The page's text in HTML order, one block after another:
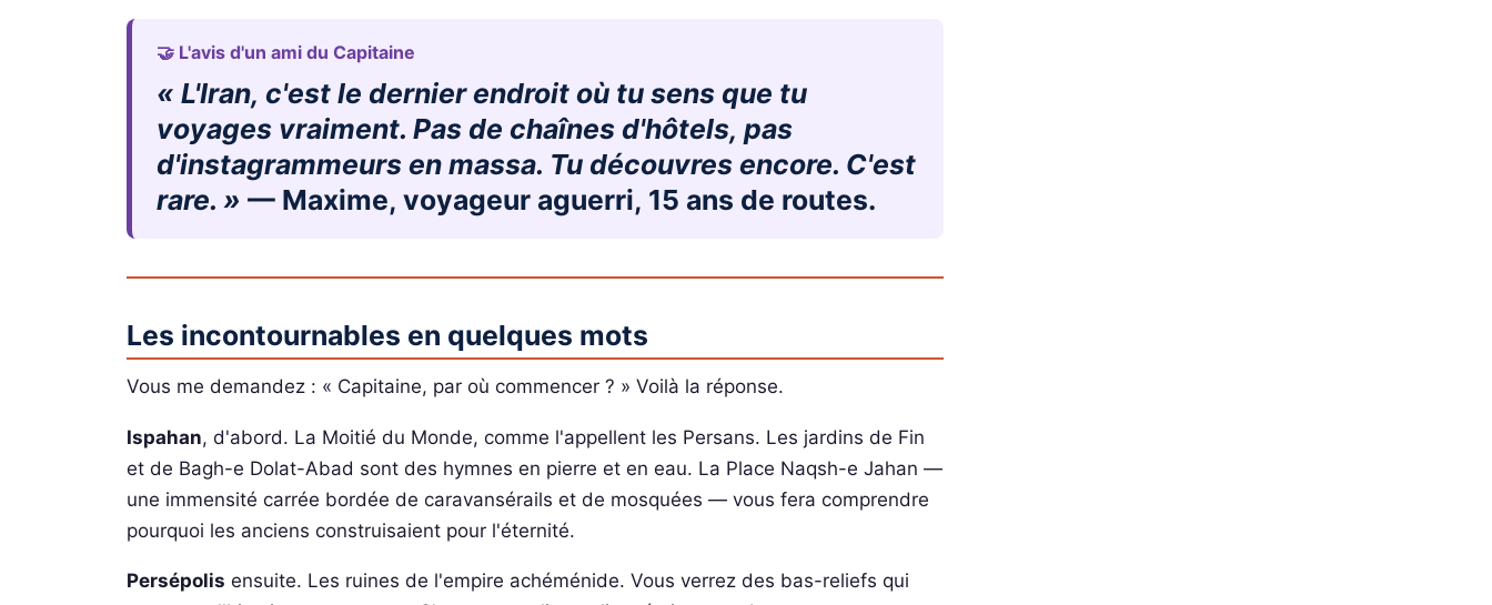
🤝 L'avis d'un ami du Capitaine
« L'Iran, c'est le dernier endroit où tu sens que tu
voyages vraiment. Pas de chaînes d'hôtels, pas
d'instagrammeurs en massa. Tu découvres encore. C'est
rare. » — Maxime, voyageur aguerri, 15 ans de routes.
Les incontournables en quelques mots
Vous me demandez : « Capitaine, par où commencer ? » Voilà la réponse.
Ispahan, d'abord. La Moitié du Monde, comme l'appellent les Persans. Les jardins de Fin
et de Bagh-e Dolat-Abad sont des hymnes en pierre et en eau. La Place Naqsh-e Jahan —
une immensité carrée bordée de caravansérails et de mosquées — vous fera comprendre
pourquoi les anciens construisaient pour l'éternité.
Persépolis ensuite. Les ruines de l'empire achéménide. Vous verrez des bas-reliefs qui